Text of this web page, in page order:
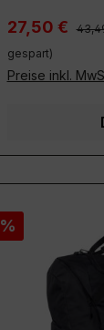
27,50 €
gespart)
Preise inkl.
Rabatt
%